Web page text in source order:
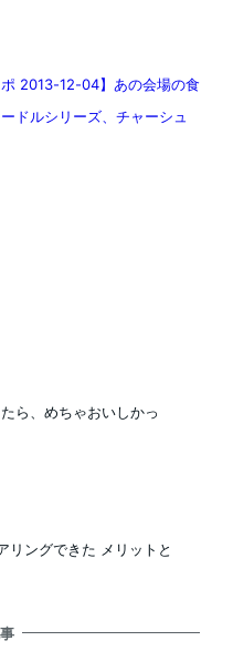
ポ 2013-12-04】あの会場の食
ドルシリーズ、チャーシュ
ら、めちゃおいしかっ
ングできた メリットと